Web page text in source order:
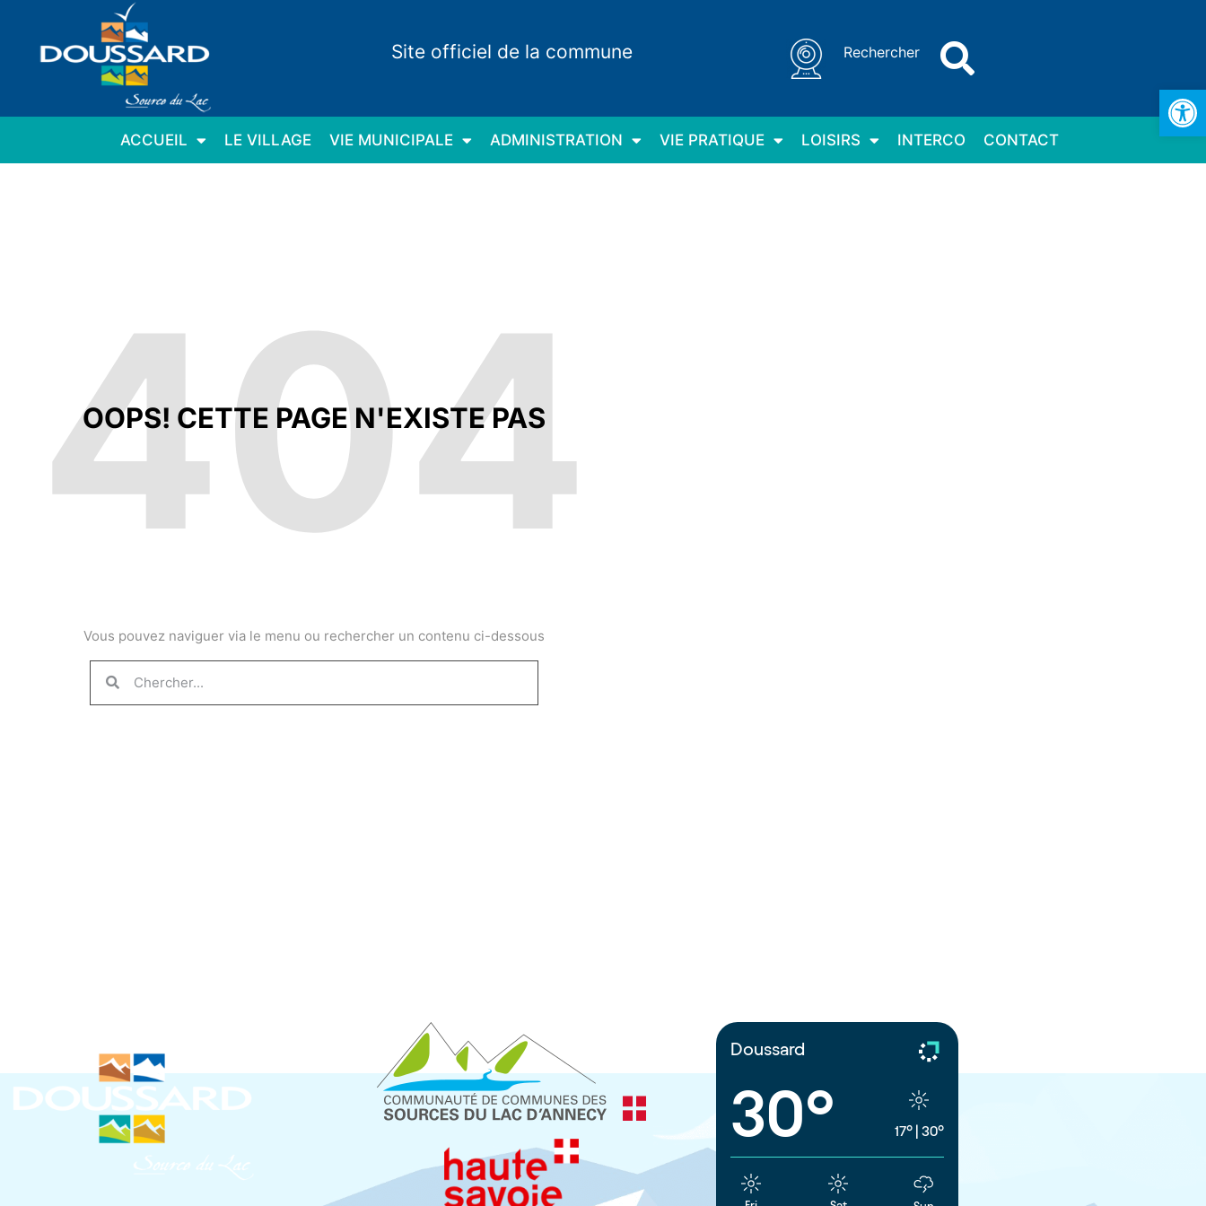
Site officiel de la commune Rechercher
ACCUEIL LE VILLAGE VIE MUNICIPALE ADMINISTRATION VIE PRATIQUE LOISIRS INTERCO CONTACT
404
OOPS! CETTE PAGE N'EXISTE PAS
Vous pouvez naviguer via le menu ou rechercher un contenu ci-dessous
Doussard
30° 17°| 30°
Panneau de gestion des cookies